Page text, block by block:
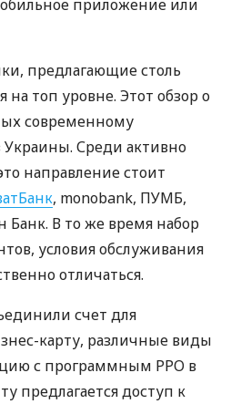
приложение или
предлагающие столь
топ уровне. Этот обзор о
современному
Среди активно
направление стоит
, monobank, ПУМБ,
Банк. В то же время набор
условия обслуживания
отличаться.
счет для
карту, различные виды
с программным РРО в
предлагается доступ к